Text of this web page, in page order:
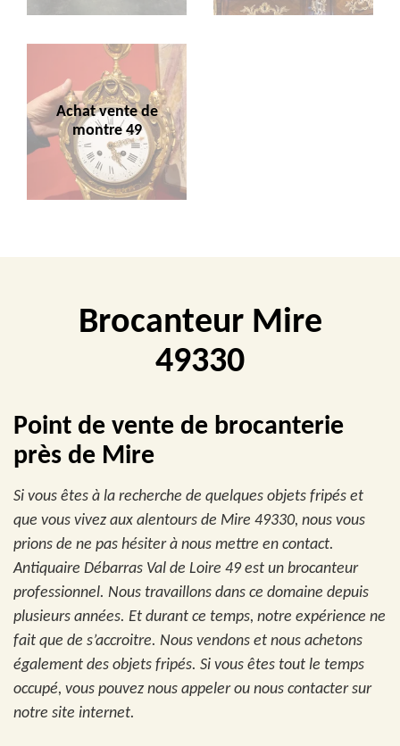
Achat vente de
montre 49
Brocanteur Mire
49330
Point de vente de brocanterie
près de Mire
Si vous êtes à la recherche de quelques objets fripés et
que vous vivez aux alentours de Mire 49330, nous vous
prions de ne pas hésiter à nous mettre en contact.
Antiquaire Débarras Val de Loire 49 est un brocanteur
professionnel. Nous travaillons dans ce domaine depuis
plusieurs années. Et durant ce temps, notre expérience ne
fait que de s’accroitre. Nous vendons et nous achetons
également des objets fripés. Si vous êtes tout le temps
occupé, vous pouvez nous appeler ou nous contacter sur
notre site internet.